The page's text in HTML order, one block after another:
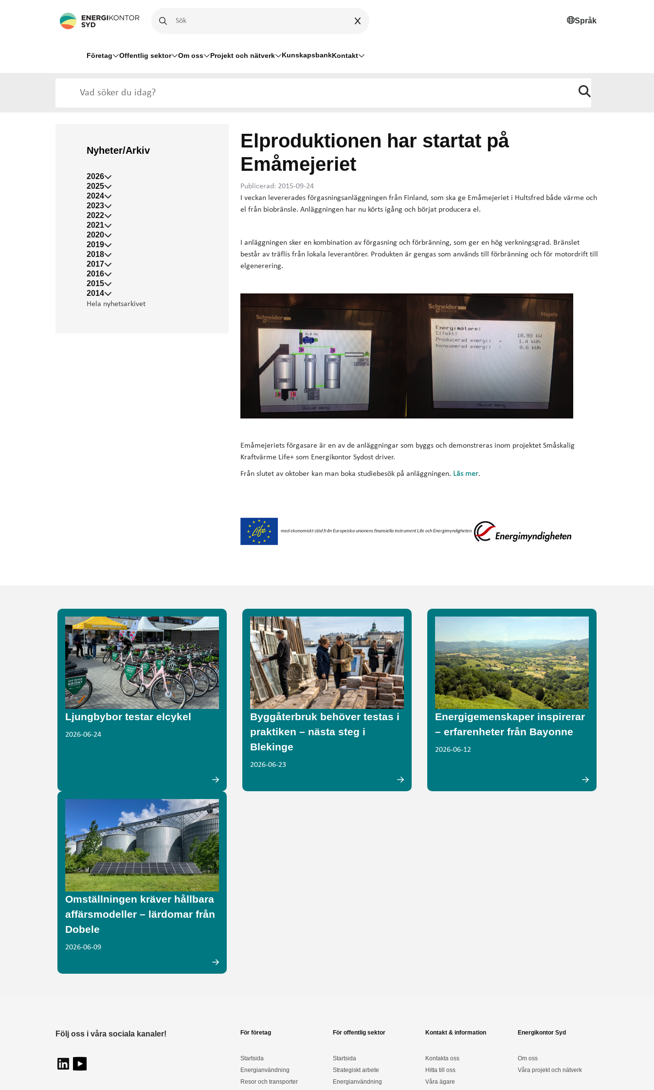
Språk
Företag Offentlig sektor Om oss Projekt och nätverk KunskapsbankKontakt
Elproduktionen har startat på
Emåmejeriet
Publicerad: 2015-09-24
I veckan levererades förgasningsanläggningen från Finland, som ska ge Emåmejeriet i Hultsfred både värme och
el från biobränsle. Anläggningen har nu körts igång och börjat producera el.
I anläggningen sker en kombination av förgasning och förbränning, som ger en hög verkningsgrad. Bränslet
består av träflis från lokala leverantörer. Produkten är gengas som används till förbränning och för motordrift till
elgenerering.
Emåmejeriets förgasare är en av de anläggningar som byggs och demonstreras inom projektet Småskalig
Kraftvärme Life+ som Energikontor Sydost driver.
Från slutet av oktober kan man boka studiebesök på anläggningen. Läs mer.
med ekonomiskt stöd från Europeiska unionens finansiella instrument Life och Energimyndigheten.
Nyheter/Arkiv
2026
2025
2024
2023
2022
2021
2020
2019
2018
2017
2016
2015
2014
Hela nyhetsarkivet
Ljungbybor testar elcykel
2026-06-24
Byggåterbruk behöver testas i
praktiken – nästa steg i
Blekinge
2026-06-23
Energigemenskaper inspirerar
– erfarenheter från Bayonne
2026-06-12
Omställningen kräver hållbara
affärsmodeller – lärdomar från
Dobele
2026-06-09
Följ oss i våra sociala kanaler! För företag
Startsida
Energianvändning
Resor och transporter
För offentlig sektor
Startsida
Strategiskt arbete
Energianvändning
Kontakt & information
Kontakta oss
Hitta till oss
Våra ägare
Energikontor Syd
Om oss
Våra projekt och nätverk